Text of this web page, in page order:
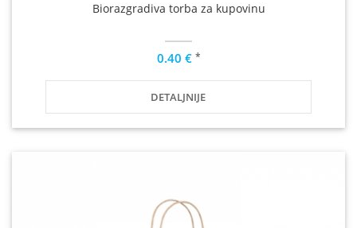
Biorazgradiva torba za kupovinu
0.40 € *
DETALJNIJE